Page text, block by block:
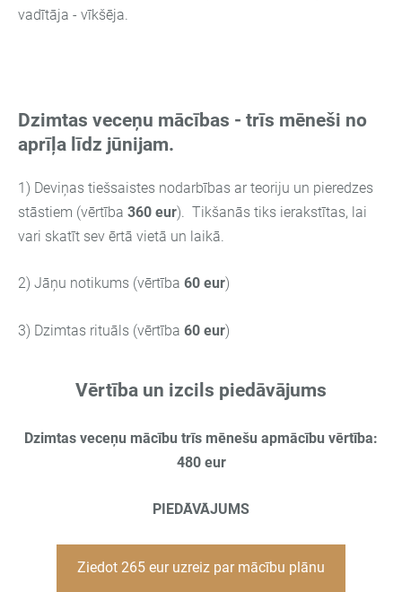
vadītāja - vīkšēja.
Dzimtas veceņu mācības - trīs mēneši no
aprīļa līdz jūnijam.
1) Deviņas tiešsaistes nodarbības ar teoriju un pieredzes
stāstiem (vērtība 360 eur). Tikšanās tiks ierakstītas, lai
vari skatīt sev ērtā vietā un laikā.
2) Jāņu notikums (vērtība 60 eur)
3) Dzimtas rituāls (vērtība 60 eur)
Vērtība un izcils piedāvājums
Dzimtas veceņu mācību trīs mēnešu apmācību vērtība:
480 eur
PIEDĀVĀJUMS
Ziedot 265 eur uzreiz par mācību plānu